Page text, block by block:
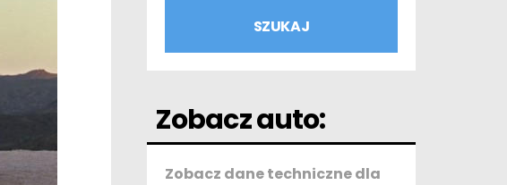
Zobacz auto:
Zobacz dane techniczne dla